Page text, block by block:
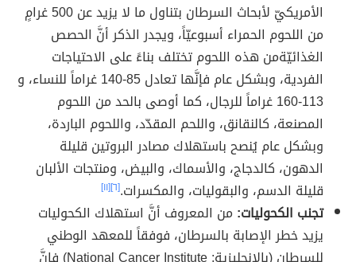
الأمريكيّ لأبحاث السرطان بتناول ما لا يزيد عن 500 غرامٍ
من اللحوم الحمراء أسبوعيّاً، ويجدر الذكر أنَّ الحصص
الغذائيّةمن هذه اللحوم تختلف بناءً على الاحتياجات
الفردية، وبشكل عام فإنَّها تعادل 85-140 غراماً للنساء، و
113-160 غراماً للرجال، كما أوصى بالحد من اللحوم
المصنعة، كالنقانق، واللحم المقدّد، واللحوم الباردة،
وبشكل عام يُنصح باستهلاك مصادر البروتين قليلة
الدهون، كالدجاج، والأسماك، والبيض، ومنتجات الألبان
قليلة الدسم، والبقوليات، والمكسرات.[٦] [١١]
تجنب الكحوليات: من المعروف أنَّ استهلاك الكحوليات
يزيد خطر الإصابة بالسرطان، فوفقاً للمعهد الوطني